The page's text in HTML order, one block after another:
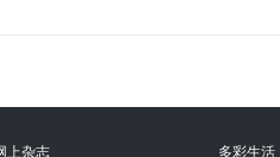
上杂志 多彩生活